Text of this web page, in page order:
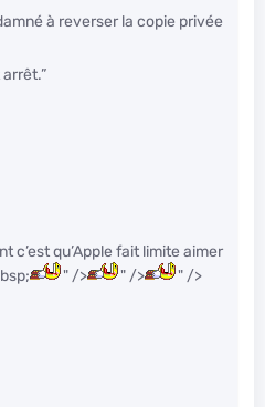
à reverser la copie privée
c’est qu’Apple fait limite aimer
" /> " /> " />